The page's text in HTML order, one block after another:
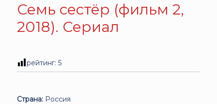
Семь сестёр (фильм 2,
2018). Сериал
рейтинг: 5
Страна: Россия